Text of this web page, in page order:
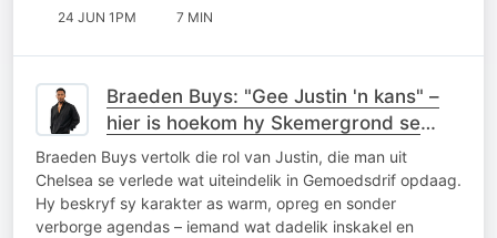
24 JUN 1PM 7 MIN
Braeden Buys: "Gee Justin 'n kans" –
hier is hoekom hy Skemergrond se
nuweling is om dop te hou
Braeden Buys vertolk die rol van Justin, die man uit
Chelsea se verlede wat uiteindelik in Gemoedsdrif opdaag.
Hy beskryf sy karakter as warm, opreg en sonder
verborge agendas – iemand wat dadelik inskakel en